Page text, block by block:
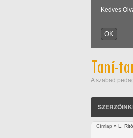
Kedves
A szabad
Címlap » L.